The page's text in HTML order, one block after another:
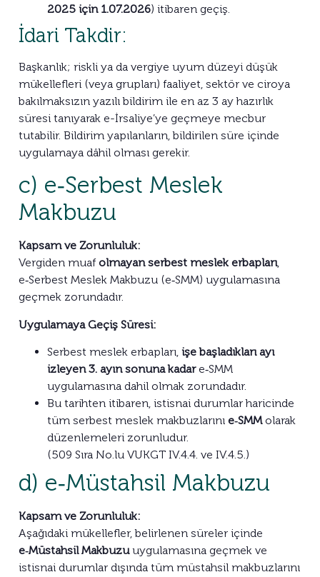
2025 için 1.07.2026) itibaren geçiş.
İdari Takdir:
Başkanlık; riskli ya da vergiye uyum düzeyi düşük
mükellefleri (veya grupları) faaliyet, sektör ve ciroya
bakılmaksızın yazılı bildirim ile en az 3 ay hazırlık
süresi tanıyarak e-İrsaliye’ye geçmeye mecbur
tutabilir. Bildirim yapılanların, bildirilen süre içinde
uygulamaya dâhil olması gerekir.
c) e‑Serbest Meslek
Makbuzu
Kapsam ve Zorunluluk:
Vergiden muafolmayan serbest meslek erbapları,
e‑Serbest Meslek Makbuzu (e‑SMM) uygulamasına
geçmek zorundadır.
Uygulamaya Geçiş Süresi:
Serbest meslek erbapları, işe başladıkları ayı
izleyen 3. ayın sonuna kadare‑SMM
uygulamasına dahil olmak zorundadır.
Bu tarihten itibaren, istisnai durumlar haricinde
tüm serbest meslek makbuzlarını e‑SMMolarak
düzenlemeleri zorunludur.
(509 Sıra No.lu VUKGT IV.4.4. ve IV.4.5.)
d) e‑Müstahsil Makbuzu
Kapsam ve Zorunluluk:
Aşağıdaki mükellefler, belirlenen süreler içinde
e‑Müstahsil Makbuzuuygulamasına geçmek ve
istisnai durumlar dışında tüm müstahsil makbuzlarını